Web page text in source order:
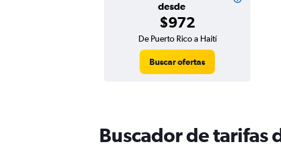
desde
$972
De Puerto Rico a Haití
Buscar ofertas
Buscador de tarifas